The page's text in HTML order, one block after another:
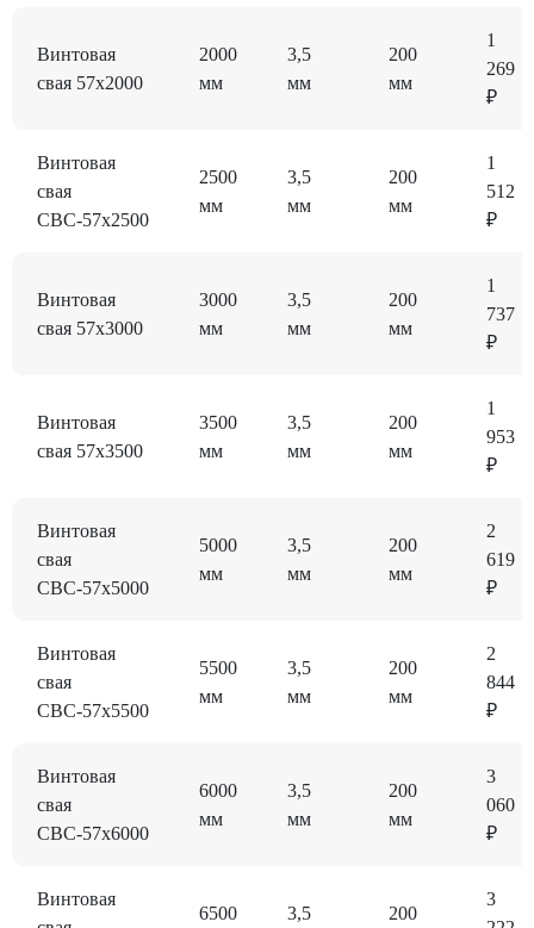
Винтовая
свая 57x2000
2000
мм
3,5
мм
200
мм
1
269
₽
Винтовая
свая
СВС-57x2500
2500
мм
3,5
мм
200
мм
1
512
₽
Винтовая
свая 57x3000
3000
мм
3,5
мм
200
мм
1
737
₽
Винтовая
свая 57x3500
3500
мм
3,5
мм
200
мм
1
953
₽
Винтовая
свая
СВС-57x5000
5000
мм
3,5
мм
200
мм
2
619
₽
Винтовая
свая
СВС-57x5500
5500
мм
3,5
мм
200
мм
2
844
₽
Винтовая
свая
СВС-57x6000
6000
мм
3,5
мм
200
мм
3
060
₽
Винтовая
6500 3,5 200
3